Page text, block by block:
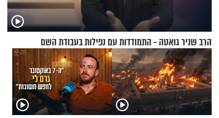
הרב שניר גואטה - התמודדות עם נפילות בעבודת השם